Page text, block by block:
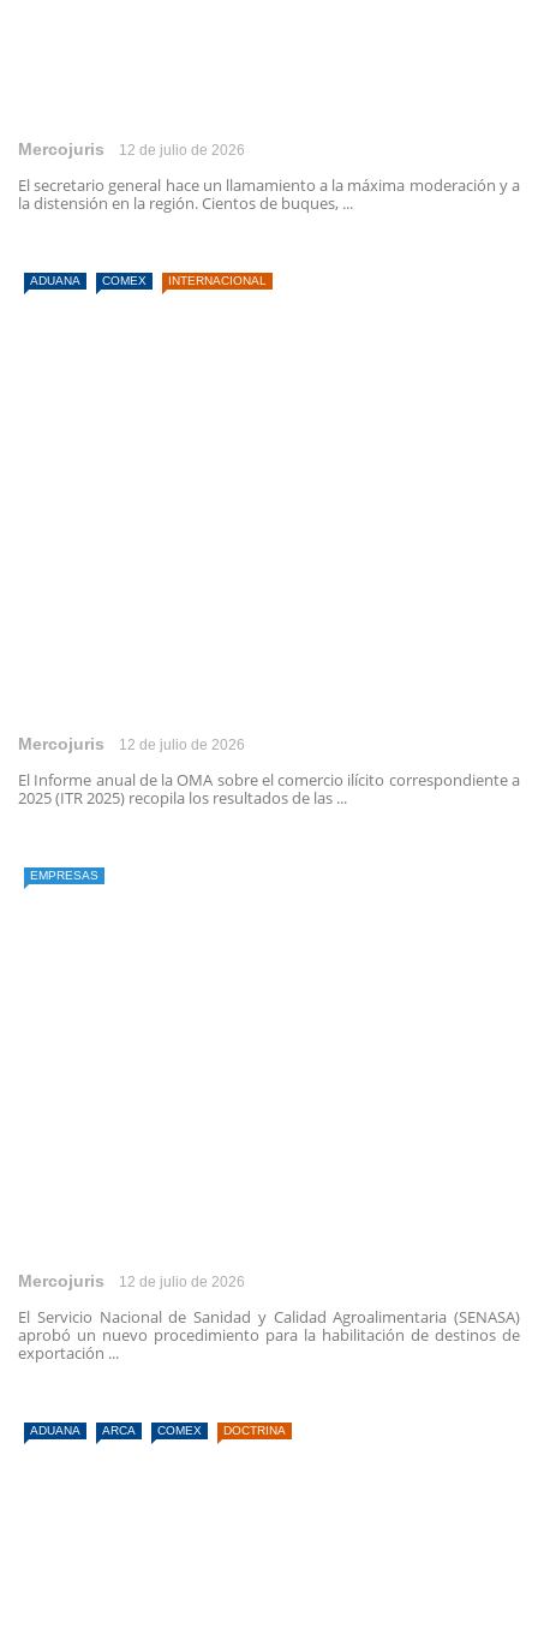
Mercojuris 12 de julio de 2026
El secretario general hace un llamamiento a la máxima moderación y a
la distensión en la región. Cientos de buques, ...
ADUANA COMEX INTERNACIONAL
Mercojuris 12 de julio de 2026
El Informe anual de la OMA sobre el comercio ilícito correspondiente a
2025 (ITR 2025) recopila los resultados de las ...
EMPRESAS
Mercojuris 12 de julio de 2026
El Servicio Nacional de Sanidad y Calidad Agroalimentaria (SENASA)
aprobó un nuevo procedimiento para la habilitación de destinos de
exportación ...
ADUANA ARCA COMEX DOCTRINA